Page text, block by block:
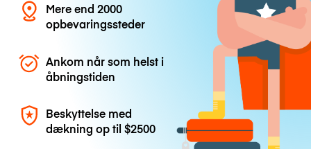
Mere end 2000
opbevaringssteder
Ankom når som helst i
åbningstiden
Beskyttelse med
dækning op til$2500